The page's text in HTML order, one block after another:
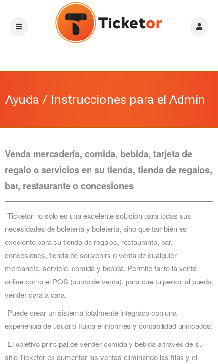
Ayuda / Instrucciones para el Admin
Venda mercadería, comida, bebida, tarjeta de
regalo o servicios en su tienda, tienda de regalos,
bar, restaurante o concesiones
Ticketor no solo es una excelente solución para todas sus
necesidades de boletería y boletería, sino que también es
excelente para su tienda de regalos, restaurante, bar,
concesiones, tienda de souvenirs o venta de cualquier
mercancía, servicio, comida y bebida. Permite tanto la venta
online como el POS (punto de venta), para que tu personal pueda
vender cara a cara.
Puede crear un sistema totalmente integrado con una
experiencia de usuario fluida e informes y contabilidad unificados.
El objetivo principal de vender comida y bebida a través de su
sitio Ticketor es aumentar las ventas eliminando las filas y el